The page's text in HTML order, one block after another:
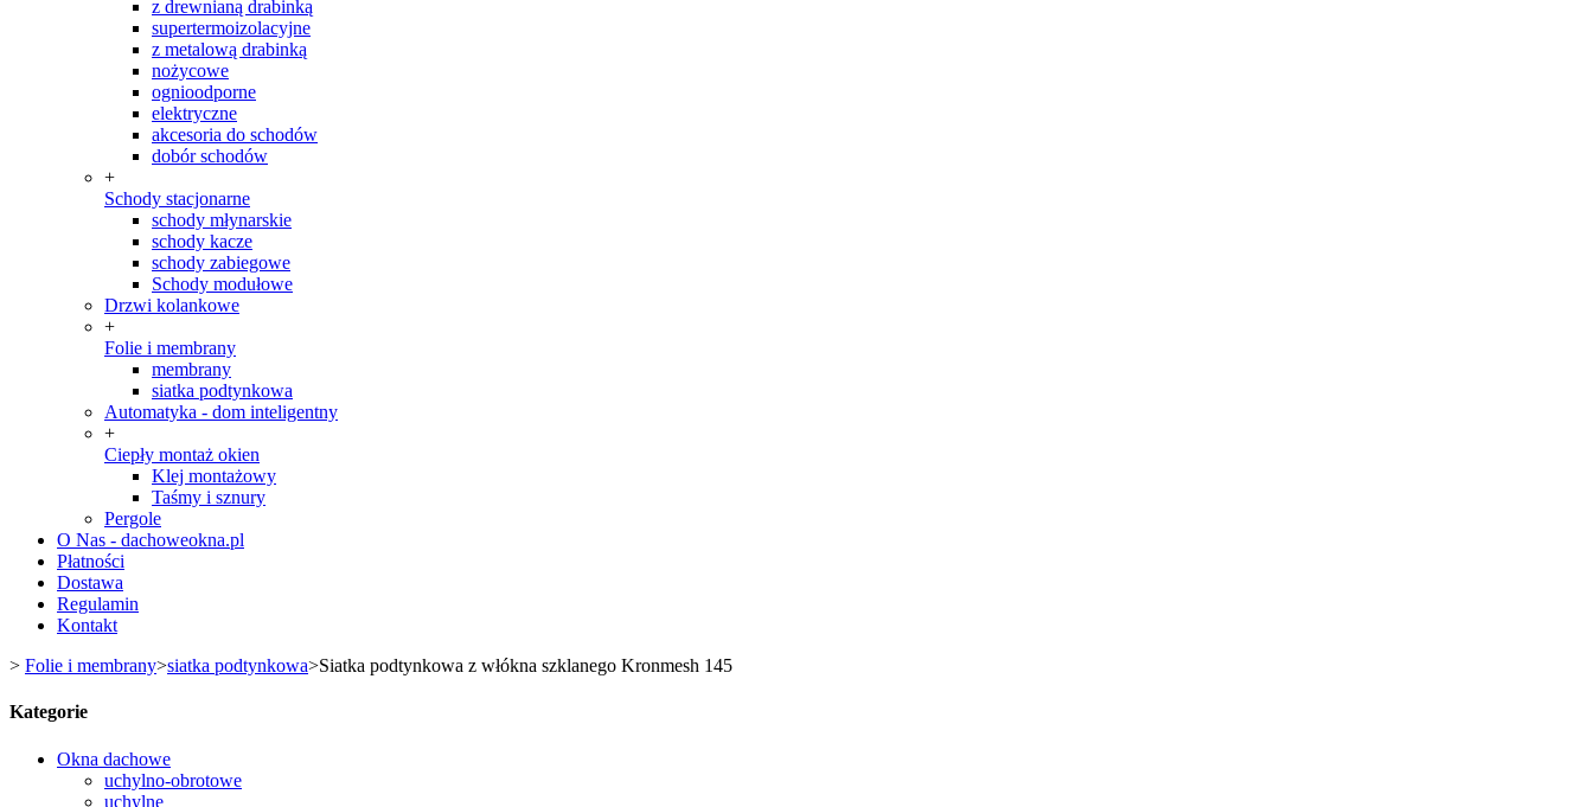
z drewnianą drabinką
supertermoizolacyjne
z metalową drabinką
nożycowe
ognioodporne
elektryczne
akcesoria do schodów
dobór schodów
+
Schody stacjonarne
schody młynarskie
schody kacze
schody zabiegowe
Schody modułowe
Drzwi kolankowe
+
Folie i membrany
membrany
siatka podtynkowa
Automatyka - dom inteligentny
+
Ciepły montaż okien
Klej montażowy
Taśmy i sznury
Pergole
O Nas - dachoweokna.pl
Płatności
Dostawa
Regulamin
Kontakt
> Folie i membrany>siatka podtynkowa>Siatka podtynkowa z włókna szklanego Kronmesh 145
Kategorie
Okna dachowe
uchylno-obrotowe
uchylne